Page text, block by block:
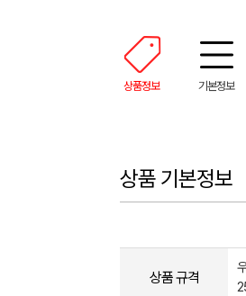
상품정보 기본정보
상품 기본정보
상품 규격